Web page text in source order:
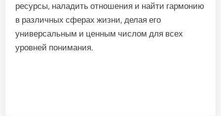
ресурсы, наладить отношения и найти гармонию
в различных сферах жизни, делая его
универсальным и ценным числом для всех
уровней понимания.